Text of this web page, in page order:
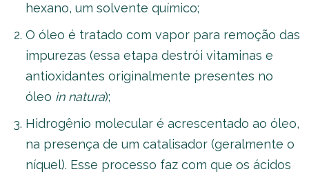
hexano, um solvente químico;
O óleo é tratado com vapor para remoção das
impurezas (essa etapa destrói vitaminas e
antioxidantes originalmente presentes no
óleo in natura);
Hidrogênio molecular é acrescentado ao óleo,
na presença de um catalisador (geralmente o
níquel). Esse processo faz com que os ácidos